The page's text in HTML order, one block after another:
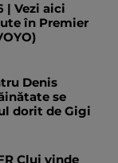
| Vezi aici
în Premier
Denis
se
dorit de Gigi
Cluj vinde